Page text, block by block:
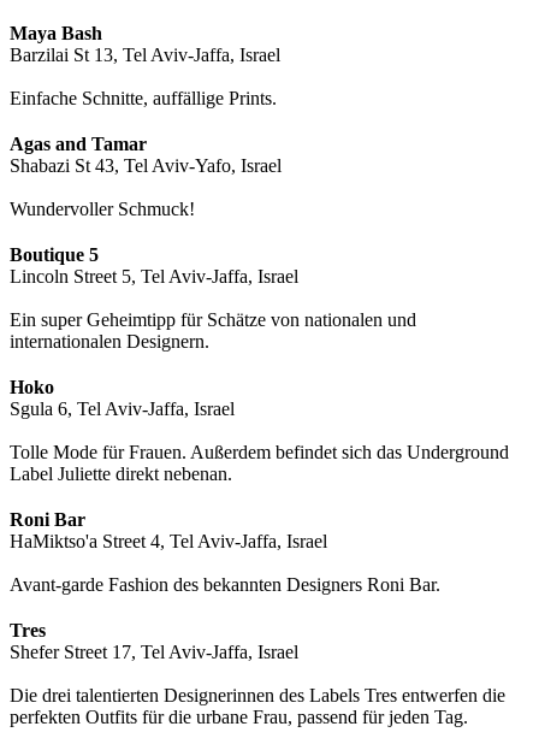
Maya Bash
Barzilai St 13, Tel Aviv-Jaffa, Israel
Einfache Schnitte, auffällige Prints.
Agas and Tamar
Shabazi St 43, Tel Aviv-Yafo, Israel
Wundervoller Schmuck!
Boutique 5
Lincoln Street 5, Tel Aviv-Jaffa, Israel
Ein super Geheimtipp für Schätze von nationalen und
internationalen Designern.
Hoko
Sgula 6, Tel Aviv-Jaffa, Israel
Tolle Mode für Frauen. Außerdem befindet sich das Underground
Label Juliette direkt nebenan.
Roni Bar
HaMiktso'a Street 4, Tel Aviv-Jaffa, Israel
Avant-garde Fashion des bekannten Designers Roni Bar.
Tres
Shefer Street 17, Tel Aviv-Jaffa, Israel
Die drei talentierten Designerinnen des Labels Tres entwerfen die
perfekten Outfits für die urbane Frau, passend für jeden Tag.